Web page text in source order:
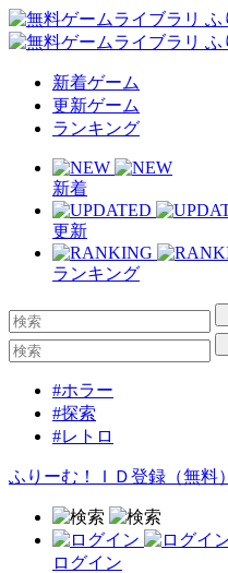
新着ゲーム
更新ゲーム
ランキング
新着
更新
ランキング
#ホラー
#探索
#レトロ
ふりーむ！ＩＤ登録（無料）
ログイン